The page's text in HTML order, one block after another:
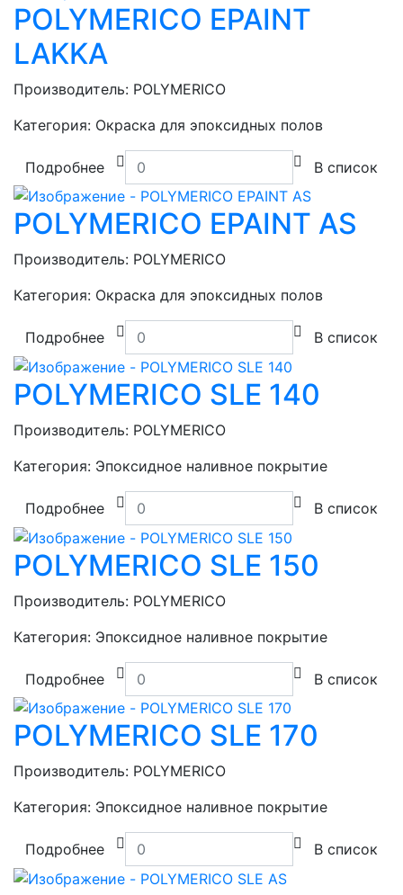
POLYMERICO EPAINT
LAKKA
Производитель: POLYMERICO
Категория: Окраска для эпоксидных полов
Подробнее В список
POLYMERICO EPAINT AS
Производитель: POLYMERICO
Категория: Окраска для эпоксидных полов
Подробнее В список
POLYMERICO SLE 140
Производитель: POLYMERICO
Категория: Эпоксидное наливное покрытие
Подробнее В список
POLYMERICO SLE 150
Производитель: POLYMERICO
Категория: Эпоксидное наливное покрытие
Подробнее В список
POLYMERICO SLE 170
Производитель: POLYMERICO
Категория: Эпоксидное наливное покрытие
Подробнее В список